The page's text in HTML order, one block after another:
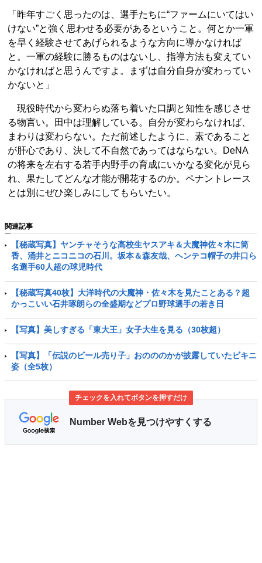
「昨年すごく思ったのは、選手たちに“ファームにいてはい
けない”と強く思わせる必要があるということ。何とか一軍
を早く経験させてあげられるような方向に導かなければ
と。一軍の経験に勝るものはないし、指導方法も変えてい
かなければと思うんですよ。まずは自分自身が変わってい
かないと」
現役時代から変わらぬ落ち着いた口調と知性を感じさせ
る物言い。田中は理解している。自分が変わらなければ、
まわりは変わらない。ただ前述したように、素であること
が肝心であり、決して不自然であってはならない。DeNA
の将来を左右する若手内野手の育成にいかなる変化が見ら
れ、果たしてどんな才能が開花するのか。ペナントレース
とは別にぜひ楽しみにしてもらいたい。
関連記事
【秘蔵写真】ヤンチャそうな高校生ヤスアキ＆大魔神佐々木に筒
香、涌井とニコニコの石川。坂本＆森友哉、ヘンテコ帽子の井口ら
名選手60人超の球児時代
【秘蔵写真40枚】大洋時代の大魔神・佐々木を見たことある？超
かっこいい石井琢朗らの全盛期などプロ野球選手の若き日
【写真】美しすぎる「東大王」女子大生を見る（30枚超）
【写真】「伝説のビール売り子」おのののかが披露していたビキニ
姿（全5枚）
チェックを入れてボタンを押すだけ
Number Webを見つけやすくする